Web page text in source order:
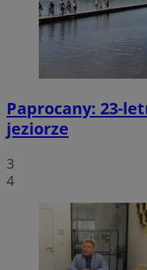
Paprocany: 23-
jeziorze
3
4